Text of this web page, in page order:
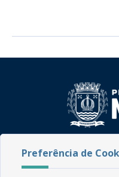
CEP: 58.280-000 -
Fone: (83)
Preferência de